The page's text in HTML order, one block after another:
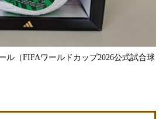
ル（FIFAワールドカップ2026公式試合球